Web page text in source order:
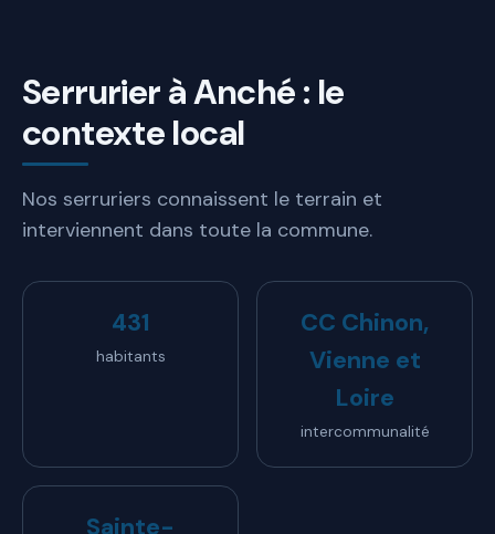
Serrurier à Anché : le
contexte local
Nos serruriers connaissent le terrain et
interviennent dans toute la commune.
431
habitants
CC Chinon,
Vienne et
Loire
intercommunalité
Sainte-